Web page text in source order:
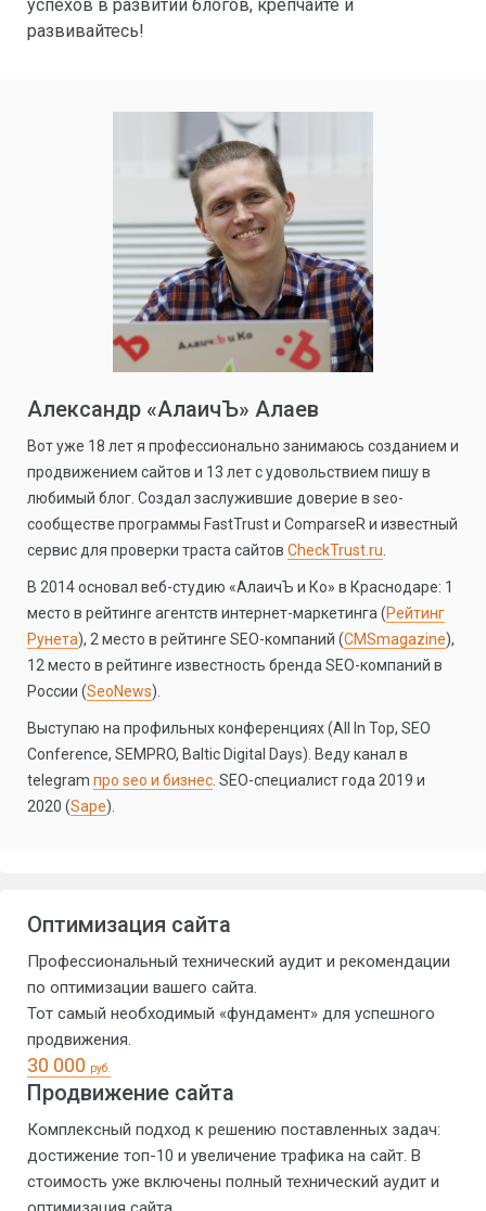
успехов в развитии блогов, крепчайте и
развивайтесь!
Александр «АлаичЪ» Алаев
Вот уже 18 лет я профессионально занимаюсь созданием и
продвижением сайтов и 13 лет с удовольствием пишу в
любимый блог. Создал заслужившие доверие в seo-
сообществе программы FastTrust и ComparseR и известный
сервис для проверки траста сайтов CheckTrust.ru
В 2014 основал веб-студию «АлаичЪ и Ко» в Краснодаре: 1
место в рейтинге агентств интернет-маркетинга (Рейтинг
Рунета), 2 место в рейтинге SEO-компаний (CMSmagazine),
12 место в рейтинге известность бренда SEO-компаний в
России (SeoNews).
Выступаю на профильных конференциях (All In Top, SEO
Conference, SEMPRO, Baltic Digital Days). Веду канал в
telegram про seo и бизнес . SEO-специалист года 2019 и
2020 (Sape).
Оптимизация сайта
Профессиональный технический аудит и рекомендации
по оптимизации вашего сайта.
Тот самый необходимый «фундамент» для успешного
продвижения.
30 000 руб.
Продвижение сайта
Комплексный подход к решению поставленных задач:
достижение топ-10 и увеличение трафика на сайт. В
стоимость уже включены полный технический аудит и